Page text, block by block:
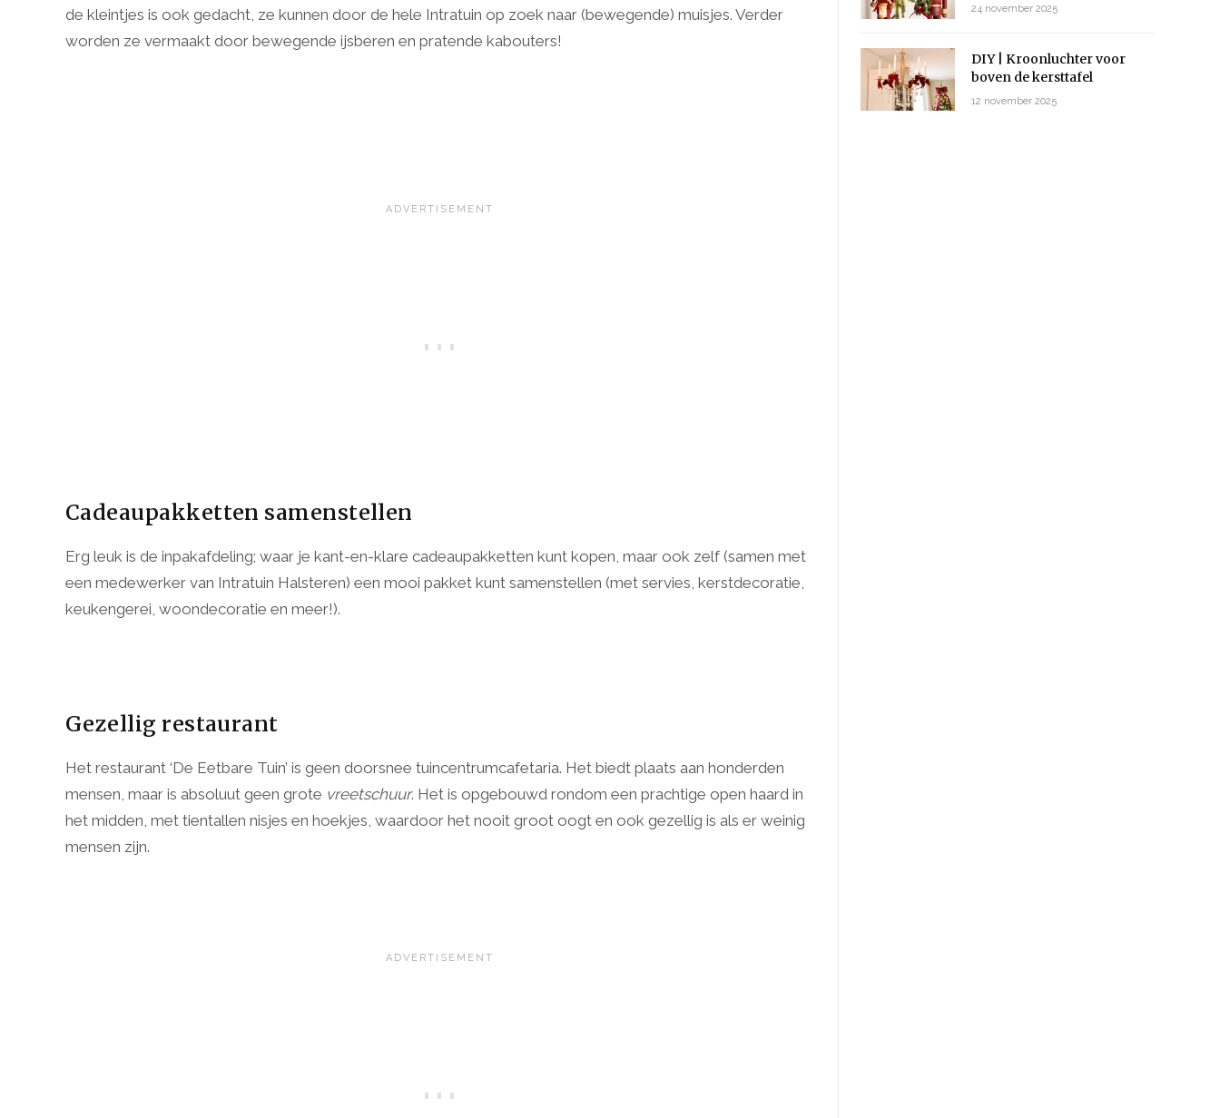
de kleintjes is ook gedacht, ze kunnen door de hele Intratuin op zoek naar (bewegende) muisjes. Verder
worden ze vermaakt door bewegende ijsberen en pratende kabouters!
Cadeaupakketten samenstellen
Erg leuk is de inpakafdeling; waar je kant-en-klare cadeaupakketten kunt kopen, maar ook zelf (samen met
een medewerker van Intratuin Halsteren) een mooi pakket kunt samenstellen (met servies, kerstdecoratie,
keukengerei, woondecoratie en meer!).
Gezellig restaurant
Het restaurant ‘De Eetbare Tuin’ is geen doorsnee tuincentrumcafetaria. Het biedt plaats aan honderden
mensen, maar is absoluut geen grote vreetschuur. Het is opgebouwd rondom een prachtige open haard in
het midden, met tientallen nisjes en hoekjes, waardoor het nooit groot oogt en ook gezellig is als er weinig
mensen zijn.
24 november 2025
DIY | Kroonluchter voor
boven de kersttafel
12 november 2025